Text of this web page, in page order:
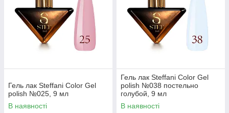
Гель лак Steffani Color Gel
polish №025, 9 мл
В наявності
Гель лак Steffani Color Gel
polish №038 постельно
голубой, 9 мл
В наявності